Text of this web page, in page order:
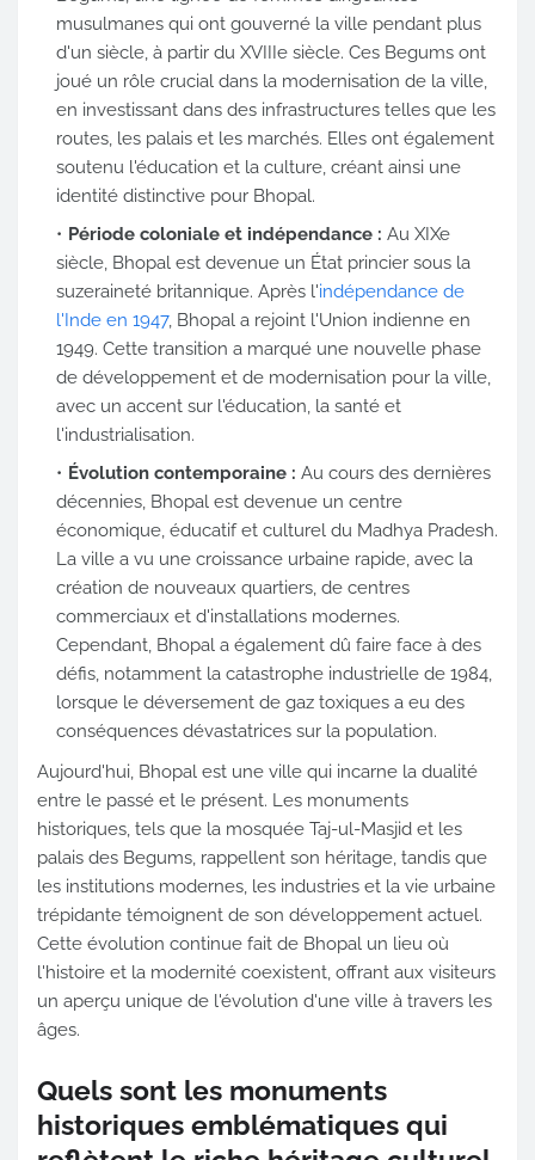
musulmanes qui ont gouverné la ville pendant plus
d'un siècle, à partir du XVIIIe siècle. Ces Begums ont
joué un rôle crucial dans la modernisation de la ville,
en investissant dans des infrastructures telles que les
routes, les palais et les marchés. Elles ont également
soutenu l'éducation et la culture, créant ainsi une
identité distinctive pour Bhopal.
Période coloniale et indépendance : Au XIXe
siècle, Bhopal est devenue un État princier sous la
suzeraineté britannique. Après l'indépendance de
l'Inde en 1947, Bhopal a rejoint l'Union indienne en
1949. Cette transition a marqué une nouvelle phase
de développement et de modernisation pour la ville,
avec un accent sur l'éducation, la santé et
l'industrialisation.
Évolution contemporaine : Au cours des dernières
décennies, Bhopal est devenue un centre
économique, éducatif et culturel du Madhya Pradesh.
La ville a vu une croissance urbaine rapide, avec la
création de nouveaux quartiers, de centres
commerciaux et d'installations modernes.
Cependant, Bhopal a également dû faire face à des
défis, notamment la catastrophe industrielle de 1984,
lorsque le déversement de gaz toxiques a eu des
conséquences dévastatrices sur la population.
Aujourd'hui, Bhopal est une ville qui incarne la dualité
entre le passé et le présent. Les monuments
historiques, tels que la mosquée Taj-ul-Masjid et les
palais des Begums, rappellent son héritage, tandis que
les institutions modernes, les industries et la vie urbaine
trépidante témoignent de son développement actuel.
Cette évolution continue fait de Bhopal un lieu où
l'histoire et la modernité coexistent, offrant aux visiteurs
un aperçu unique de l'évolution d'une ville à travers les
âges.
Quels sont les monuments
historiques emblématiques qui